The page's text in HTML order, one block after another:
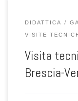
DIDATTICA
VISITE
Visita
Brescia-